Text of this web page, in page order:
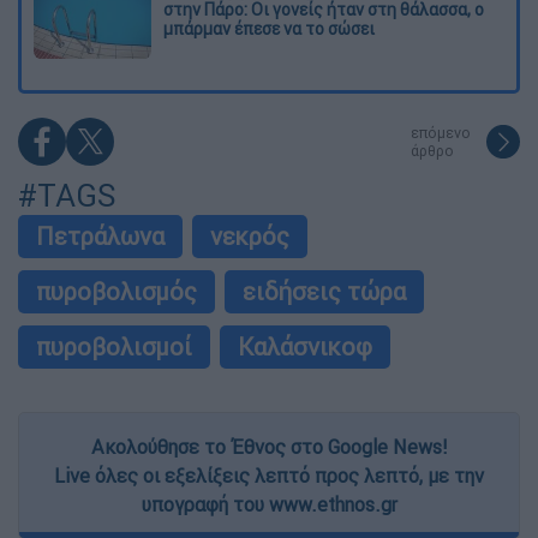
στην Πάρο: Οι γονείς ήταν στη θάλασσα, ο
μπάρμαν έπεσε να το σώσει
επόμενο
άρθρο
#TAGS
Πετράλωνα
νεκρός
πυροβολισμός
ειδήσεις τώρα
πυροβολισμοί
Καλάσνικοφ
Ακολούθησε το Έθνος στο Google News!
Live όλες οι εξελίξεις λεπτό προς λεπτό, με την
υπογραφή του www.ethnos.gr